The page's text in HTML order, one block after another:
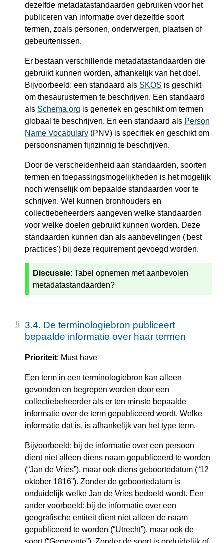
dezelfde metadatastandaarden gebruiken voor het
publiceren van informatie over dezelfde soort
termen, zoals personen, onderwerpen, plaatsen of
gebeurtenissen.
Er bestaan verschillende metadatastandaarden die
gebruikt kunnen worden, afhankelijk van het doel.
Bijvoorbeeld: een standaard als SKOS is geschikt
om thesaurustermen te beschrijven. Een standaard
als Schema.org is generiek en geschikt om termen
globaal te beschrijven. En een standaard als Person
Name Vocabulary (PNV) is specifiek en geschikt om
persoonsnamen fijnzinnig te beschrijven.
Door de verscheidenheid aan standaarden, soorten
termen en toepassingsmogelijkheden is het mogelijk
noch wenselijk om bepaalde standaarden voor te
schrijven. Wel kunnen bronhouders en
collectiebeheerders aangeven welke standaarden
voor welke doelen gebruikt kunnen worden. Deze
standaarden kunnen dan als aanbevelingen ('best
practices') bij deze requirement gevoegd worden.
Discussie: Tabel opnemen met aanbevolen
metadatastandaarden?
3.4. De terminologiebron publiceert
bepaalde informatie over haar termen
Prioriteit: Must have
Een term in een terminologiebron kan alleen
gevonden en begrepen worden door een
collectiebeheerder als er ten minste bepaalde
informatie over de term gepubliceerd wordt. Welke
informatie dat is, is afhankelijk van het type term.
Bijvoorbeeld: bij de informatie over een persoon
dient niet alleen diens naam gepubliceerd te worden
(“Jan de Vries”), maar ook diens geboortedatum (“12
oktober 1816”). Zonder de geboortedatum is
onduidelijk welke Jan de Vries bedoeld wordt. Een
ander voorbeeld: bij de informatie over een
geografische entiteit dient niet alleen de naam
gepubliceerd te worden (“Utrecht”), maar ook de